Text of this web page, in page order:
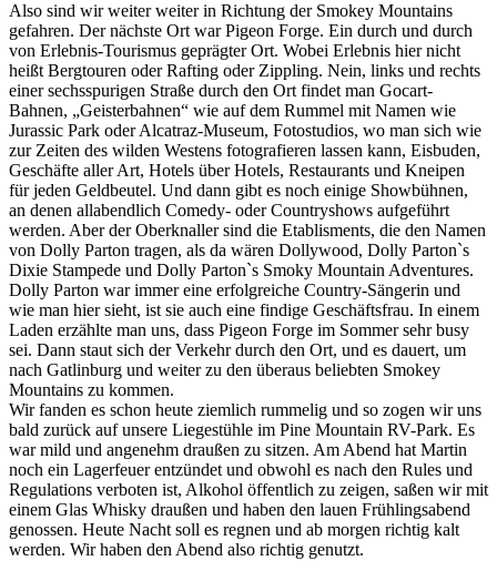
Also sind wir weiter weiter in Richtung der Smokey Mountains
gefahren. Der nächste Ort war Pigeon Forge. Ein durch und durch
von Erlebnis-Tourismus geprägter Ort. Wobei Erlebnis hier nicht
heißt Bergtouren oder Rafting oder Zippling. Nein, links und rechts
einer sechsspurigen Straße durch den Ort findet man Gocart-
Bahnen, „Geisterbahnen“ wie auf dem Rummel mit Namen wie
Jurassic Park oder Alcatraz-Museum, Fotostudios, wo man sich wie
zur Zeiten des wilden Westens fotografieren lassen kann, Eisbuden,
Geschäfte aller Art, Hotels über Hotels, Restaurants und Kneipen
für jeden Geldbeutel. Und dann gibt es noch einige Showbühnen,
an denen allabendlich Comedy- oder Countryshows aufgeführt
werden. Aber der Oberknaller sind die Etablisments, die den Namen
von Dolly Parton tragen, als da wären Dollywood, Dolly Parton`s
Dixie Stampede und Dolly Parton`s Smoky Mountain Adventures.
Dolly Parton war immer eine erfolgreiche Country-Sängerin und
wie man hier sieht, ist sie auch eine findige Geschäftsfrau. In einem
Laden erzählte man uns, dass Pigeon Forge im Sommer sehr busy
sei. Dann staut sich der Verkehr durch den Ort, und es dauert, um
nach Gatlinburg und weiter zu den überaus beliebten Smokey
Mountains zu kommen.
Wir fanden es schon heute ziemlich rummelig und so zogen wir uns
bald zurück auf unsere Liegestühle im Pine Mountain RV-Park. Es
war mild und angenehm draußen zu sitzen. Am Abend hat Martin
noch ein Lagerfeuer entzündet und obwohl es nach den Rules und
Regulations verboten ist, Alkohol öffentlich zu zeigen, saßen wir mit
einem Glas Whisky draußen und haben den lauen Frühlingsabend
genossen. Heute Nacht soll es regnen und ab morgen richtig kalt
werden. Wir haben den Abend also richtig genutzt.